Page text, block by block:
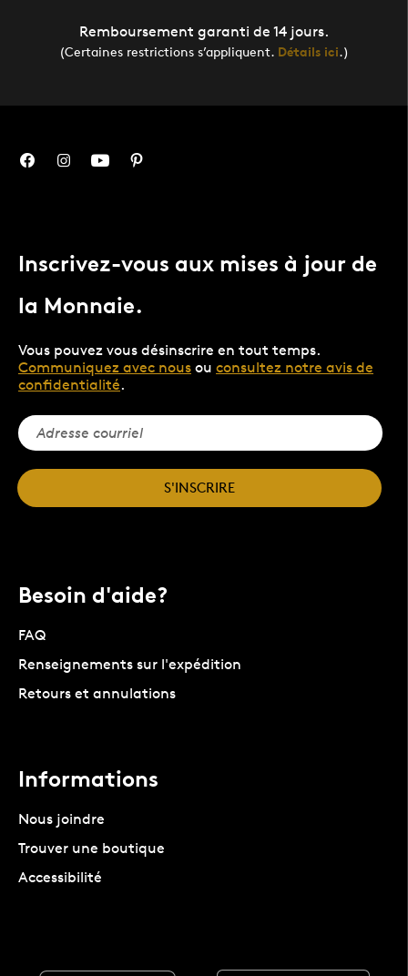
Remboursement garanti de 14 jours.
(Certaines restrictions s’appliquent. Détails ici.)
Inscrivez-vous aux mises à jour de
la Monnaie.
Vous pouvez vous désinscrire en tout temps.
Communiquez avec nous ou consultez notre avis de
confidentialité.
S'INSCRIRE
Besoin d'aide?
FAQ
Renseignements sur l'expédition
Retours et annulations
Informations
Nous joindre
Trouver une boutique
Accessibilité